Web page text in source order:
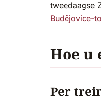
tweedaagse
Budějovice-
Hoe u
Per